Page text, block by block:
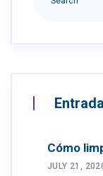
Cómo
JULY 21,